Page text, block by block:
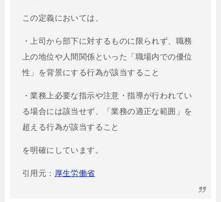
この定義においては、
・上司から部下に対するものに限られず、職務
上の地位や人間関係といった「職場内での優位
性」を背景にする行為が該当すること
・業務上必要な指示や注意・指導が行われてい
る場合には該当せず、「業務の適正な範囲」を
超える行為が該当すること
を明確にしています。
引用元： 厚生労働省